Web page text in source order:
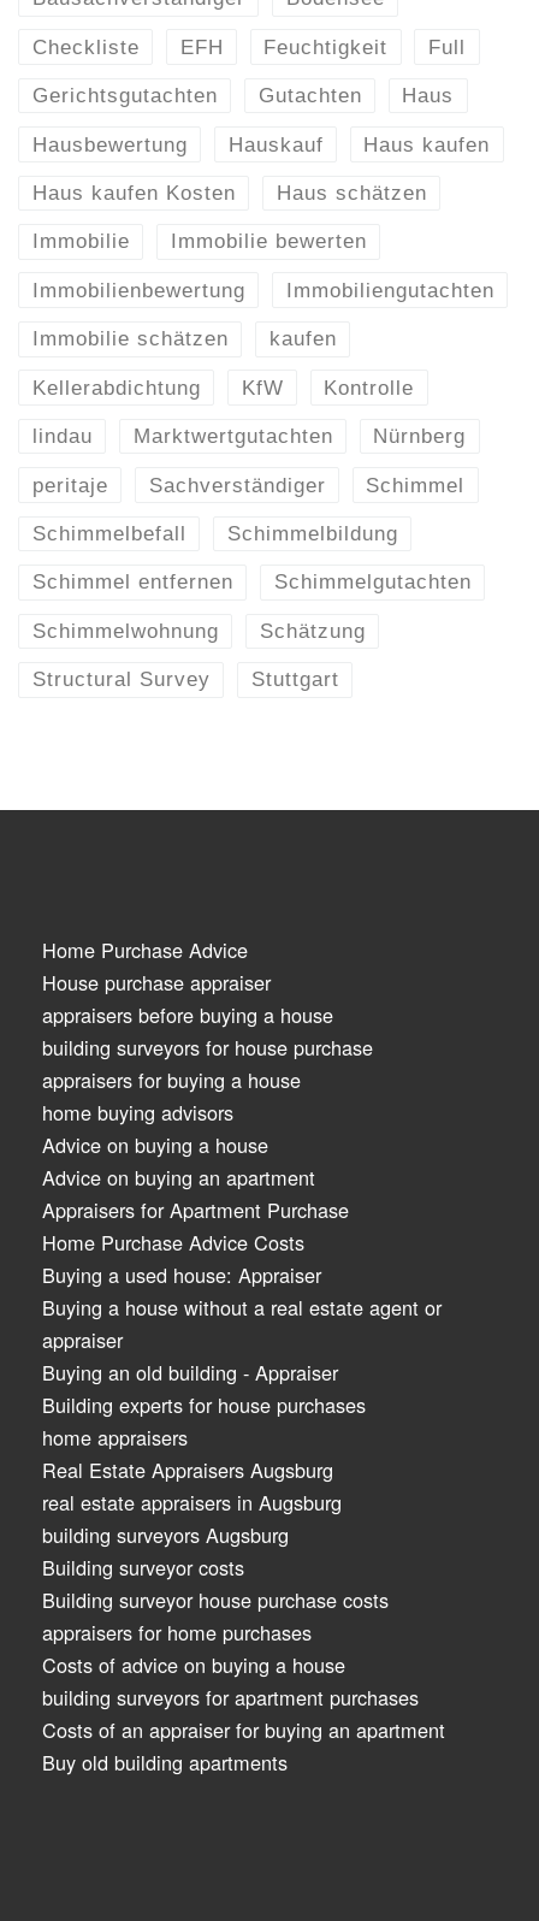
Checkliste EFH Feuchtigkeit Full
Gerichtsgutachten Gutachten Haus
Hausbewertung Hauskauf Haus kaufen
Haus kaufen Kosten Haus schätzen
Immobilie Immobilie bewerten
Immobilienbewertung Immobiliengutachten
Immobilie schätzen kaufen
Kellerabdichtung KfW Kontrolle
lindau Marktwertgutachten Nürnberg
peritaje Sachverständiger Schimmel
Schimmelbefall Schimmelbildung
Schimmel entfernen Schimmelgutachten
Schimmelwohnung Schätzung
Structural Survey Stuttgart
Home Purchase Advice
House purchase appraiser
appraisers before buying a house
building surveyors for house purchase
appraisers for buying a house
home buying advisors
Advice on buying a house
Advice on buying an apartment
Appraisers for Apartment Purchase
Home Purchase Advice Costs
Buying a used house: Appraiser
Buying a house without a real estate agent or
appraiser
Buying an old building - Appraiser
Building experts for house purchases
home appraisers
Real Estate Appraisers Augsburg
real estate appraisers in Augsburg
building surveyors Augsburg
Building surveyor costs
Building surveyor house purchase costs
appraisers for home purchases
Costs of advice on buying a house
building surveyors for apartment purchases
Costs of an appraiser for buying an apartment
Buy old building apartments